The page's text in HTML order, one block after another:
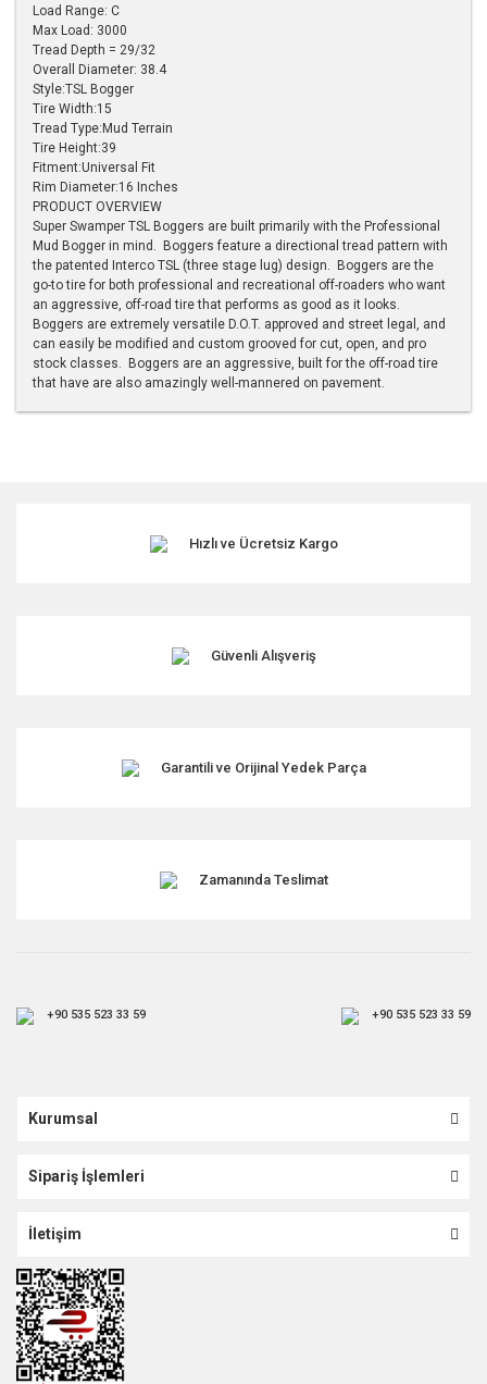
Load Range: C
Max Load: 3000
Tread Depth = 29/32
Overall Diameter: 38.4
Style:TSL Bogger
Tire Width:15
Tread Type:Mud Terrain
Tire Height:39
Fitment:Universal Fit
Rim Diameter:16 Inches
PRODUCT OVERVIEW
Super Swamper TSL Boggers are built primarily with the Professional
Mud Bogger in mind. Boggers feature a directional tread pattern with
the patented Interco TSL (three stage lug) design. Boggers are the
go-to tire for both professional and recreational off-roaders who want
an aggressive, off-road tire that performs as good as it looks.
Boggers are extremely versatile D.O.T. approved and street legal, and
can easily be modified and custom grooved for cut, open, and pro
stock classes. Boggers are an aggressive, built for the off-road tire
that have are also amazingly well-mannered on pavement.
Ürün resmi kalitesiz, bozuk veya görüntülenemiyor.
Ürün fiyatı diğer sitelerden daha pahalı.
Hızlı ve Ücretsiz Kargo
Güvenli Alışveriş
Garantili ve Orijinal Yedek Parça
Zamanında Teslimat
+90 535 523 33 59 +90 535 523 33 59
Kurumsal
Sipariş İşlemleri
İletişim